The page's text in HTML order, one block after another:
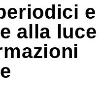
e
alla luce